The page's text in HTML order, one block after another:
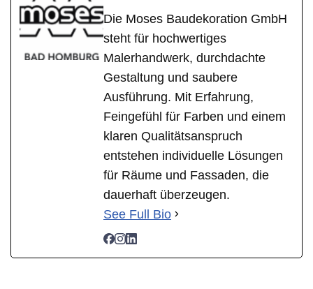
Die Moses Baudekoration GmbH
steht für hochwertiges
Malerhandwerk, durchdachte
Gestaltung und saubere
Ausführung. Mit Erfahrung,
Feingefühl für Farben und einem
klaren Qualitätsanspruch
entstehen individuelle Lösungen
für Räume und Fassaden, die
dauerhaft überzeugen.
See Full Bio